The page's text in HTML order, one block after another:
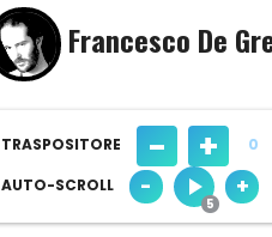
Francesco De
TRASPOSITORE - + 0
AUTO-SCROLL - +